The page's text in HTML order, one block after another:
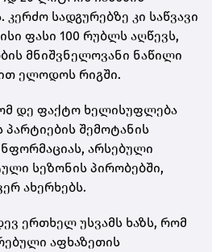
სადგურებზე კი საწვავი
ფასი 100 რუბლს აღწევს,
მნიშვნელოვანი ნაწილი
ელოდოს რიგში.
დე ფაქტო ხელისუფლება
პარტიების შემოტანის
არსებული
სეზონის პირობებში,
ახერხებს.
ერთხელ უსვამს ხაზს, რომ
აფხაზეთის